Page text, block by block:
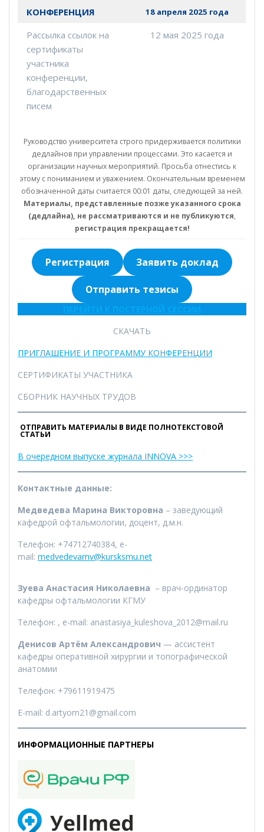
КОНФЕРЕНЦИЯ 18 апреля 2025 года
Рассылка ссылок на
сертификаты
участника
конференции,
благодарственных
писем
12 мая 2025 года
Руководство университета строго придерживается политики
дедлайнов при управлении процессами. Это касается и
организации научных мероприятий. Просьба отнестись к
этому с пониманием и уважением. Окончательным временем
обозначенной даты считается 00:01 даты, следующей за ней.
Материалы, представленные позже указанного срока
(дедлайна), не рассматриваются и не публикуются,
регистрация прекращается!
Регистрация Заявить доклад
Отправить тезисы
СКАЧАТЬ
ПРИГЛАШЕНИЕ И ПРОГРАММУ КОНФЕРЕНЦИИ
СЕРТИФИКАТЫ УЧАСТНИКА
СБОРНИК НАУЧНЫХ ТРУДОВ
ОТПРАВИТЬ МАТЕРИАЛЫ В ВИДЕ ПОЛНОТЕКСТОВОЙ
СТАТЬИ
В очередном выпуске журнала INNOVA >>>
Контактные данные:
Медведева Марина Викторовна – заведующий
кафедрой офтальмологии, доцент, д.м.н.
Телефон: +74712740384, e-
mail: medvedevamv@kursksmu.net
Зуева Анастасия Николаевна – врач-ординатор
кафедры офтальмологии КГМУ
Телефон: , e-mail: anastasiya_kuleshova_2012@mail.ru
Денисов Артём Александрович — ассистент
кафедры оперативной хирургии и топографической
анатомии
Телефон: +79611919475
E-mail: d.artyom21@gmail.com
ИНФОРМАЦИОННЫЕ ПАРТНЕРЫ